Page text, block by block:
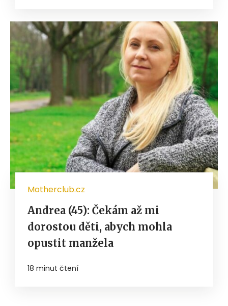
Motherclub.cz
Andrea (45): Čekám až mi
dorostou děti, abych mohla
opustit manžela
18 minut čtení